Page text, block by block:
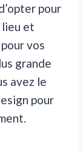
pour
et
vos
grande
avez le
pour